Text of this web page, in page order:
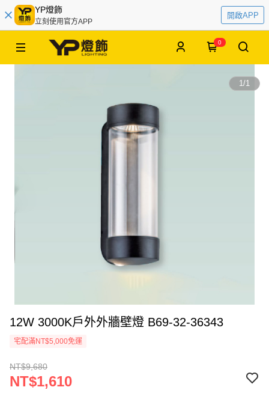
YP燈飾
立刻使用官方APP
開啟APP
0
1/1
12W 3000K戶外外牆壁燈 B69-32-36343
宅配滿NT$5,000免運
NT$9,680
NT$1,610